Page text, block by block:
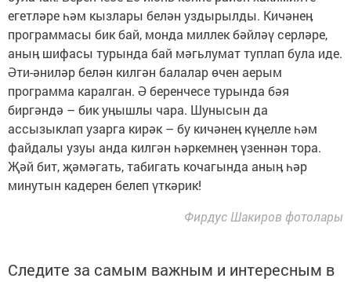
егетләре һәм кызлары белән уздырылды. Кичәнеӊ
программасы бик бай, монда миллек бәйләү серләре,
аныӊ шифасы турында бай мәгьлумат туплап була иде.
Әти-әниләр белән килгән балалар өчен аерым
программа каралган. Ә беренчесе турында бәя
биргәндә – бик уӊышлы чара. Шунысын да
ассызыклап узарга кирәк – бу кичәнеӊ күӊелле һәм
файдалы узуы анда килгән һәркемнеӊ үзеннән тора.
Җәй бит, җәмәгать, табигать кочагында аныӊ һәр
минутын кадерен белеп үткәрик!
Фирдус Шакиров фотолары
Следите за самым важным и интересным в